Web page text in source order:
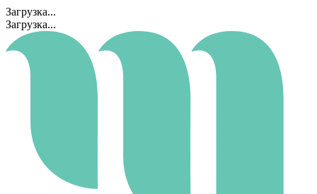
Загрузка...
Загрузка...